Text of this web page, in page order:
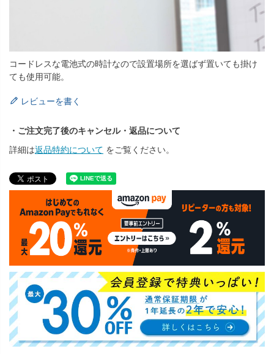
コードレスな電池式の時計なので設置場所を選ばず置いても掛け
ても使用可能。
レビューを書く
・ご注文完了後のキャンセル・返品について
詳細は返品特約について をご覧ください。